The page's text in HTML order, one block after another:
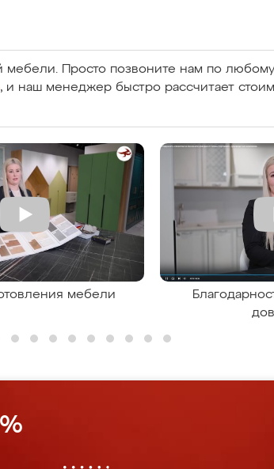
мебели. Просто позвоните нам по
, и наш менеджер быстро рассчитает
мебели